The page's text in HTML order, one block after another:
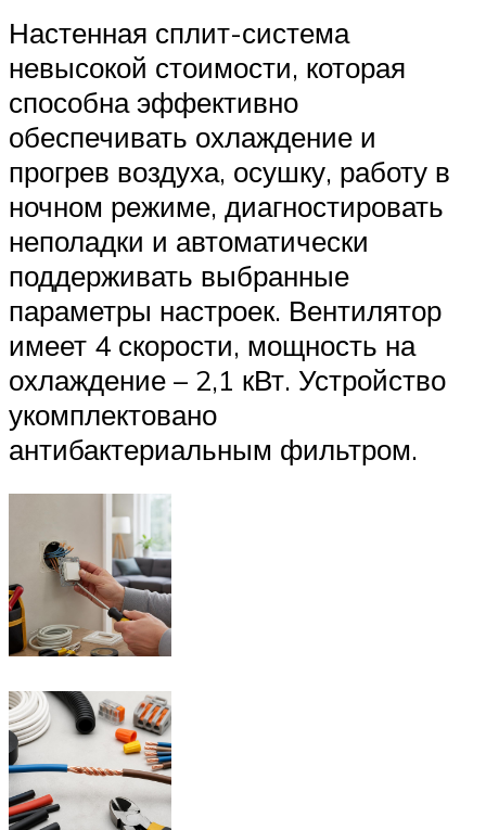
Настенная сплит-система
невысокой стоимости, которая
способна эффективно
обеспечивать охлаждение и
прогрев воздуха, осушку, работу в
ночном режиме, диагностировать
неполадки и автоматически
поддерживать выбранные
параметры настроек. Вентилятор
имеет 4 скорости, мощность на
охлаждение – 2,1 кВт. Устройство
укомплектовано
антибактериальным фильтром.